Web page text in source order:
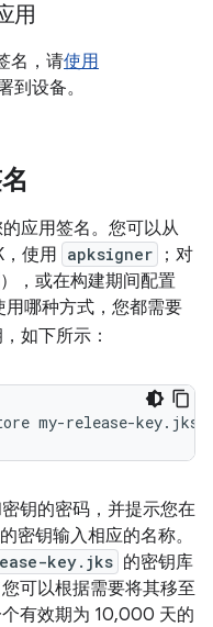
用
名，请使用
到设备。
应用签名。您可以从
使用 apksigner
；对
），或在构建期间配置
哪种方式，您都需要
如下所示：
钥的密码，并提示您在
密钥输入相应的名称。
key.jks 的密钥库
可以根据需要将其移至
有效期为 10,000 天的